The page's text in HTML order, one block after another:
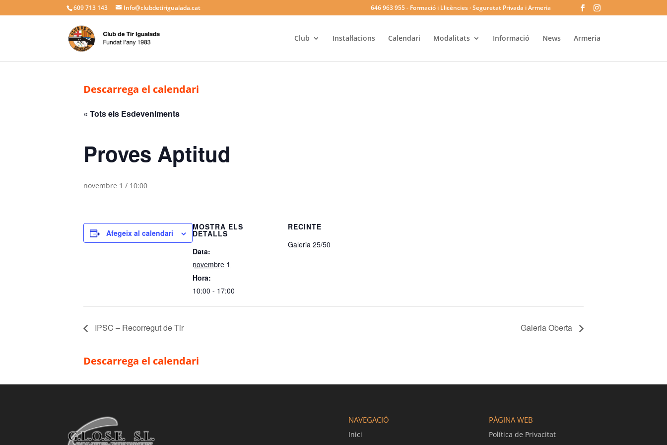
609 713 143 Info@clubdetirigualada.cat 646 963 955- Formació i Llicències · Seguretat Privada i Armeria
Club Instal·lacions Calendari Modalitats Informació News Armeria
Descarrega el calendari
« Tots els Esdeveniments
Proves Aptitud
novembre 1 / 10:00
Afegeix al calendari
MOSTRA ELS
DETALLS
Data:
novembre 1
Hora:
10:00 - 17:00
RECINTE
Galeria 25/50
IPSC – Recorregut de Tir Galeria Oberta
Descarrega el calendari
NAVEGACIÓ
Inici
PÀGINA WEB
Política de Privacitat